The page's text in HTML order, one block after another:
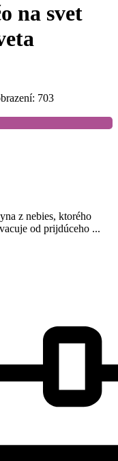
na svet
703
z nebies, ktorého
od prijdúceho ...